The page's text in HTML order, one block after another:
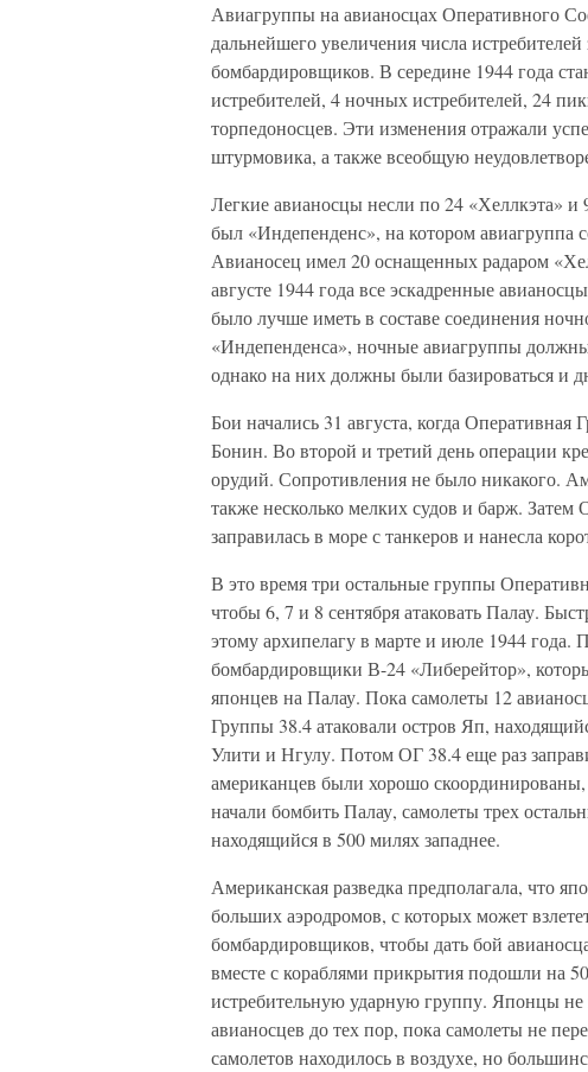
Авиагруппы на авианосцах Оперативного
дальнейшего увеличения числа
бомбардировщиков. В середине 1944 года
истребителей, 4 ночных истребителей, 24
торпедоносцев. Эти изменения отражали
штурмовика, а также всеобщую
Легкие авианосцы несли по 24 «Хеллкэта»
был «Индепенденс», на котором авиагруппа
Авианосец имел 20 оснащенных радаром
августе 1944 года все эскадренные
было лучше иметь в составе соединения
«Индепенденса», ночные авиагруппы
однако на них должны были базироваться и
Бои начались 31 августа, когда Оперативная
Бонин. Во второй и третий день операции
орудий. Сопротивления не было никакого.
также несколько мелких судов и барж.
заправилась в море с танкеров и нанесла
В это время три остальные группы
чтобы 6, 7 и 8 сентября атаковать Палау.
этому архипелагу в марте и июле 1944 года.
бомбардировщики В-24 «Либерейтор»,
японцев на Палау. Пока самолеты 12
Группы 38.4 атаковали остров Яп,
Улити и Нгулу. Потом ОГ 38.4 еще раз
американцев были хорошо
начали бомбить Палау, самолеты трех
находящийся в 500 милях западнее.
Американская разведка предполагала, что
больших аэродромов, с которых может
бомбардировщиков, чтобы дать бой
вместе с кораблями прикрытия подошли на
истребительную ударную группу. Японцы не
авианосцев до тех пор, пока самолеты не
самолетов находилось в воздухе, но